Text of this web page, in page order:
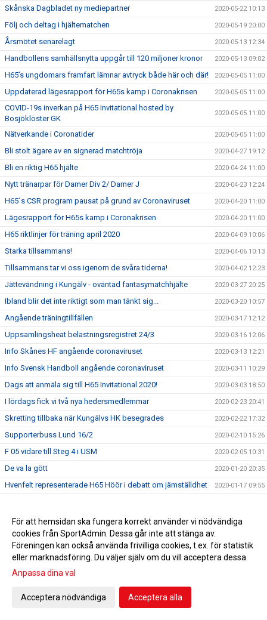
Skånska Dagbladet ny mediepartner 2020-05-22 10:13
Följ och deltag i hjältematchen 2020-05-19 20:00
Årsmötet senarelagt 2020-05-13 12:34
Handbollens samhällsnytta uppgår till 120 miljoner kronor 2020-05-13 09:02
H65’s ungdomars framfart lämnar avtryck både här och där! 2020-05-05 11:00
Uppdaterad lägesrapport för H65s kamp i Coronakrisen 2020-05-05 11:00
COVID-19s inverkan på H65 Invitational hosted by
Bosjökloster GK
2020-05-05 11:00
Nätverkande i Coronatider 2020-05-05 11:00
Bli stolt ägare av en signerad matchtröja 2020-04-27 19:12
Bli en riktig H65 hjälte 2020-04-24 11:00
Nytt tränarpar för Damer Div 2/ Damer J 2020-04-23 12:24
H65´s CSR program pausat på grund av Coronaviruset 2020-04-20 11:00
Lägesrapport för H65s kamp i Coronakrisen 2020-04-20 11:00
H65 riktlinjer för träning april 2020 2020-04-09 10:06
Starka tillsammans! 2020-04-06 10:13
Tillsammans tar vi oss igenom de svåra tiderna! 2020-04-02 12:23
Jättevändning i Kungälv - oväntad fantasymatchhjälte 2020-03-27 20:25
Ibland blir det inte riktigt som man tänkt sig... 2020-03-20 10:57
Angående träningtillfällen 2020-03-17 12:12
Uppsamlingsheat belastningsregistret 24/3 2020-03-16 12:06
Info Skånes HF angående coronaviruset 2020-03-13 12:21
Info Svensk Handboll angående coronaviruset 2020-03-11 10:29
Dags att anmäla sig till H65 Invitational 2020! 2020-03-03 18:50
I lördags fick vi två nya hedersmedlemmar 2020-02-23 20:41
Skretting tillbaka när Kungälvs HK besegrades 2020-02-22 17:32
Supporterbuss Lund 16/2 2020-02-10 15:26
F 05 vidare till Steg 4 i USM 2020-02-05 10:31
De va la gött 2020-01-20 20:35
Hvenfelt representerade H65 Höör i debatt om jämställdhet 2020-01-17 09:55
En liten julhälsning &#127876; 2019-12-23 11:23
Bli H65 volontär 2019-12-12 11:34
Nylansering - H65 Shoppen 2019-11-28 17:00
Flickor A vidare till Steg 3 i USM
Radiointervju med tre tjejer från F 09
Save the date!
För att hemsidan ska fungera korrekt använder vi nödvändiga
cookies från SportAdmin. Dessa går inte att stänga av.
Föreningen kan också använda frivilliga cookies, t.ex. för statistik
eller marknadsföring. Du väljer själv om du vill acceptera dessa.
Anpassa dina val
Acceptera nödvändiga Acceptera alla